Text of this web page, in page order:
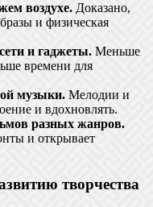
воздухе. Доказано,
и физическая
и гаджеты. Меньше
времени для
музыки. Мелодии и
и вдохновлять.
разных жанров.
и открывает
творчества